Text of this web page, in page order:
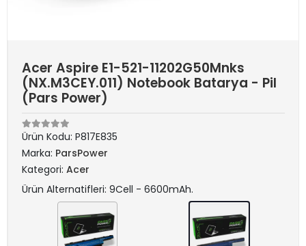
Acer Aspire E1-521-11202G50Mnks
(NX.M3CEY.011) Notebook Batarya - Pil
(Pars Power)
Ürün Kodu: P817E835
Marka: ParsPower
Kategori: Acer
Ürün Alternatifleri: 9Cell - 6600mAh.